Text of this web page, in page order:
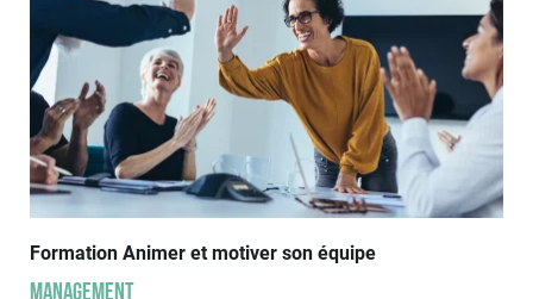
Formation Animer et motiver son équipe
Management